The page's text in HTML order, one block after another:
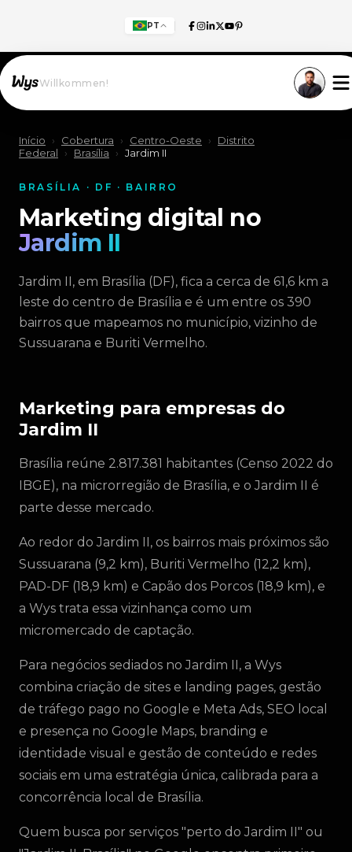
PT
Willkommen!
Início › Cobertura › Centro-Oeste ›
Distrito
Federal
› Brasília › Jardim II
BRASÍLIA · DF · BAIRRO
Marketing digital no
Jardim II
Jardim II, em Brasília (DF), fica a cerca de 61,6 km a
leste do centro de Brasília e é um entre os 390
bairros que mapeamos no município, vizinho de
Sussuarana e Buriti Vermelho.
Marketing para empresas do
Jardim II
Brasília reúne 2.817.381 habitantes (Censo 2022 do
IBGE), na microrregião de Brasília, e o Jardim II é
parte desse mercado.
Ao redor do Jardim II, os bairros mais próximos são
Sussuarana (9,2 km), Buriti Vermelho (12,2 km),
PAD-DF (18,9 km) e Capão dos Porcos (18,9 km), e
a Wys trata essa vizinhança como um
micromercado de captação.
Para negócios sediados no Jardim II, a Wys
combina criação de sites e landing pages, gestão
de tráfego pago no Google e Meta Ads, SEO local
e presença no Google Maps, branding e
identidade visual e gestão de conteúdo e redes
sociais em uma estratégia única, calibrada para a
concorrência local de Brasília.
Quem busca por serviços "perto do Jardim II" ou